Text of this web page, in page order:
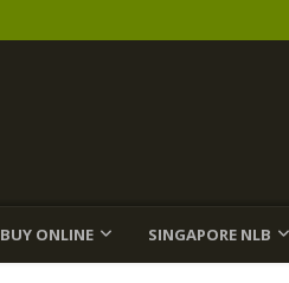
BUY ONLINE SINGAPORE NLB